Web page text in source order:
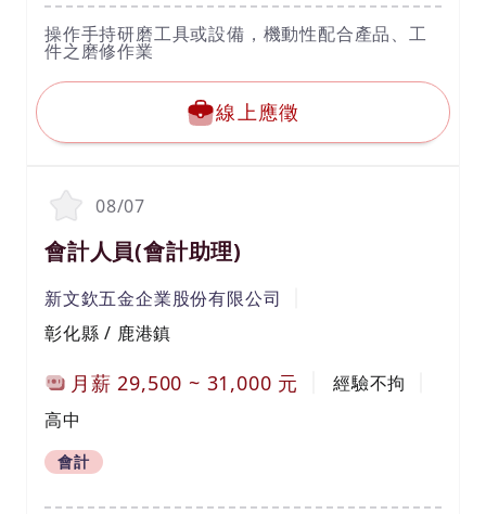
操作手持研磨工具或設備，機動性配合產品、工
件之磨修作業
線上應徵
08/07
會計人員(會計助理)
新文欽五金企業股份有限公司
彰化縣 / 鹿港鎮
月薪 29,500 ~ 31,000 元
經驗不拘
高中
會計